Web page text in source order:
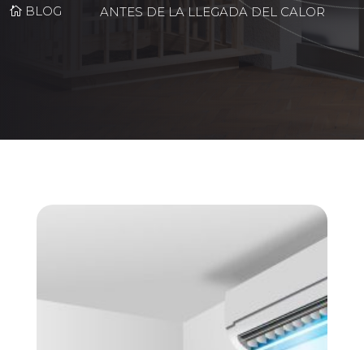
BLOG
ANTES DE LA LLEGADA DEL CALOR